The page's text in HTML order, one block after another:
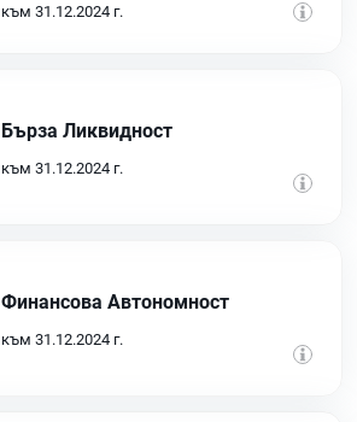
към 31.12.2024 г.
Бърза Ликвидност
към 31.12.2024 г.
Финансова Автономност
към 31.12.2024 г.